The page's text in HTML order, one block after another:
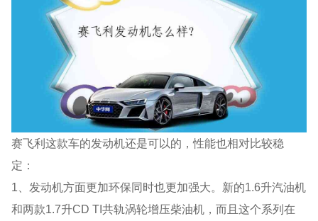
赛飞利这款车的发动机还是可以的，性能也相对比较稳
定：
1、发动机方面更加环保同时也更加强大。新的1.6升汽油机
和两款1.7升CD TI共轨涡轮增压柴油机，而且这个系列在